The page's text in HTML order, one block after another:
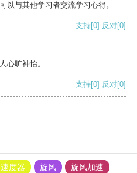
以与其他学习者交流学习心得。
支持[0] 反对[0]
心旷神怡。
支持[0] 反对[0]
度器 旋风
旋风加速